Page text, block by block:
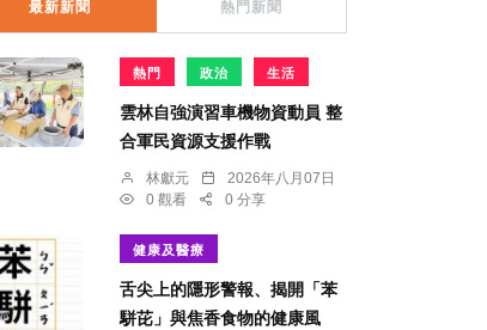
最新新聞 熱門新聞
熱門 政治 生活
雲林自強演習車機物資動員 整
合軍民資源支援作戰
林獻元
2026年八月07日
0 觀看
0 分享
健康及醫療
舌尖上的隱形警報、揭開「苯
駢芘」與焦香食物的健康風